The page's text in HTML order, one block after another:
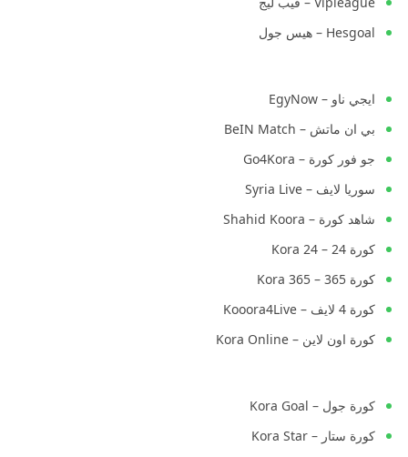
Hesgoal – هيس جول
ايجي ناو – EgyNow
بي ان ماتش – BeIN Match
جو فور كورة – Go4Kora
سوريا لايف – Syria Live
شاهد كورة – Shahid Koora
كورة 24 – Kora 24
كورة 365 – Kora 365
كورة 4 لايف – Kooora4Live
كورة اون لاين – Kora Online
كورة جول – Kora Goal
كورة ستار – Kora Star